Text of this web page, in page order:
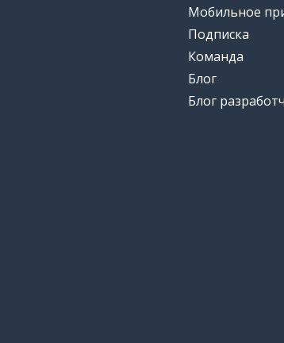
Мобильное
Подписка
Команда
Блог
Блог